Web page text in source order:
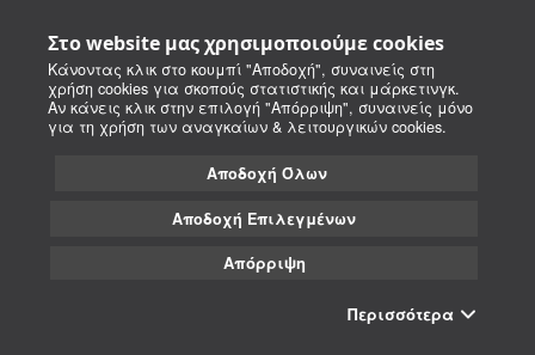
Στο website μας χρησιμοποιούμε cookies
Κάνοντας κλικ στο κουμπί "Αποδοχή", συναινείς στη
χρήση cookies για σκοπούς στατιστικής και μάρκετινγκ.
Αν κάνεις κλικ στην επιλογή "Απόρριψη", συναινείς μόνο
για τη χρήση των αναγκαίων & λειτουργικών cookies.
Αποδοχή Όλων
Αποδοχή Επιλεγμένων
Απόρριψη
Περισσότερα